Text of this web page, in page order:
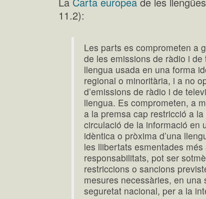
11.2):
Les parts es comprometen a
de les emissions de ràdio i
llengua usada en una forma
regional o minoritària, i a no
d’emissions de ràdio i de
llengua. Es comprometen, a
a la premsa cap restricció a
circulació de la informació en
idèntica o pròxima d’una
les llibertats esmentades
responsabilitats, pot ser
restriccions o sancions
mesures necessàries, en
seguretat nacional, per a la